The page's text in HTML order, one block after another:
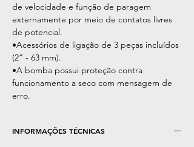
de velocidade e função de paragem
externamente por meio de contatos livres
de potencial.
•Acessórios de ligação de 3 peças incluídos
(2” - 63 mm).
•A bomba possui proteção contra
funcionamento a seco com mensagem de
erro.
INFORMAÇÕES TÉCNICAS